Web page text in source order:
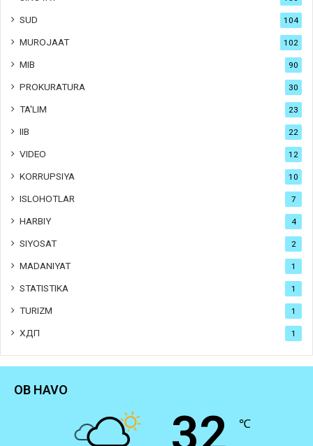
SUD 104
MUROJAAT 102
MIB 90
PROKURATURA 30
TA'LIM 23
IIB 22
VIDEO 12
KORRUPSIYA 10
ISLOHOTLAR 7
HARBIY 4
SIYOSAT 2
MADANIYAT 1
STATISTIKA 1
TURIZM 1
ХДП 1
OB HAVO
32 ℃